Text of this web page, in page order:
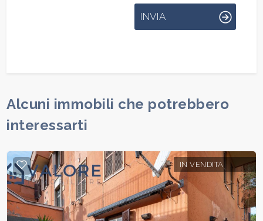
INVIA
Alcuni immobili che potrebbero
interessarti
IN VENDITA